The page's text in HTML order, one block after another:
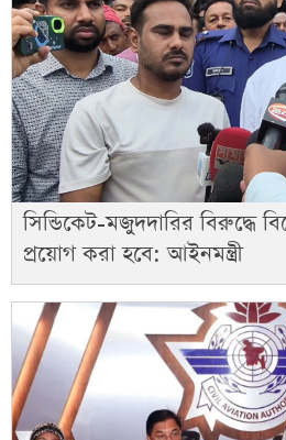
সিন্ডিকেট-মজুদদারির বিরুদ্ধে
প্রয়োগ করা হবে: আইনমন্ত্রী